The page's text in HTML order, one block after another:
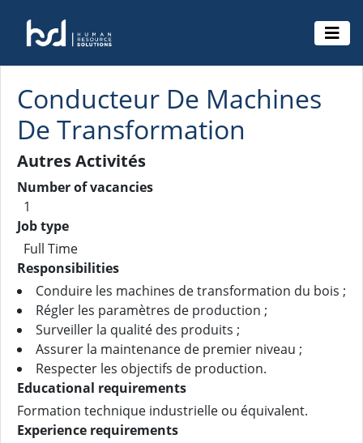
Conducteur De Machines
De Transformation
Autres Activités
Number of vacancies
1
Job type
Full Time
Responsibilities
Conduire les machines de transformation du bois ;
Régler les paramètres de production ;
Surveiller la qualité des produits ;
Assurer la maintenance de premier niveau ;
Respecter les objectifs de production.
Educational requirements
Formation technique industrielle ou équivalent.
Experience requirements